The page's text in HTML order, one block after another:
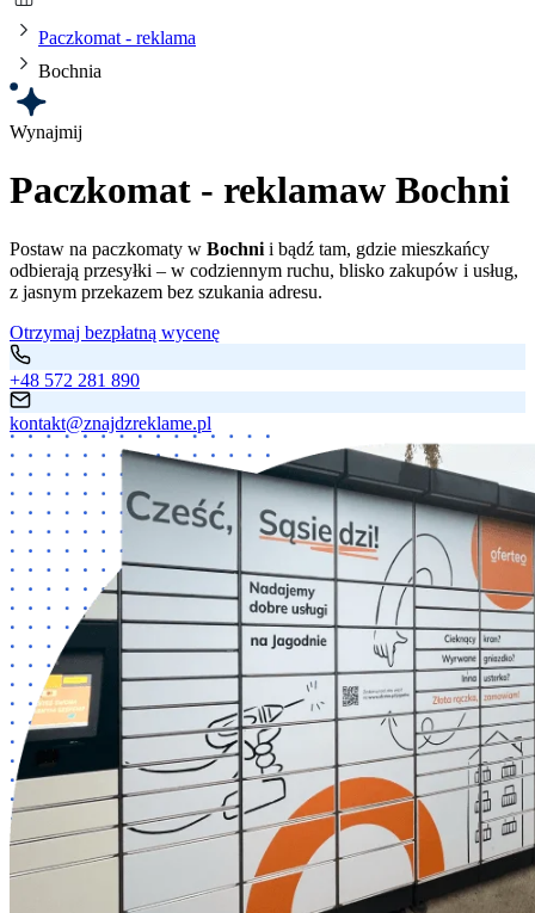
Paczkomat - reklama
Bochnia
Wynajmij
Paczkomat - reklamaw Bochni
Postaw na paczkomaty w Bochni i bądź tam, gdzie mieszkańcy
odbierają przesyłki – w codziennym ruchu, blisko zakupów i usług,
z jasnym przekazem bez szukania adresu.
Otrzymaj bezpłatną wycenę
+48 572 281 890
kontakt@znajdzreklame.pl